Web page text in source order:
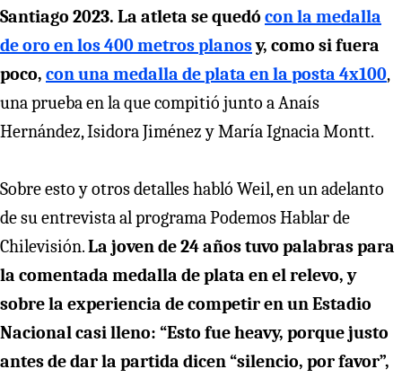
Santiago 2023. La atleta se quedó con la medalla
de oro en los 400 metros planosy, como si fuera
poco, con una medalla de plata en la posta 4x100,
una prueba en la que compitió junto a Anaís
Hernández, Isidora Jiménez y María Ignacia Montt.
Sobre esto y otros detalles habló Weil, en un adelanto
de su entrevista al programa Podemos Hablar de
Chilevisión.La joven de 24 años tuvo palabras para
la comentada medalla de plata en el relevo, y
sobre la experiencia de competir en un Estadio
Nacional casi lleno: “Esto fue heavy, porque justo
antes de dar la partida dicen “silencio, por favor”,